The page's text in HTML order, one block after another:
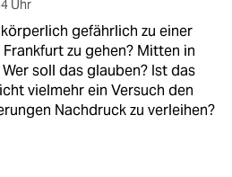
Uhr
gefährlich zu einer
zu gehen? Mitten in
soll das glauben? Ist das
vielmehr ein Versuch den
Nachdruck zu verleihen?